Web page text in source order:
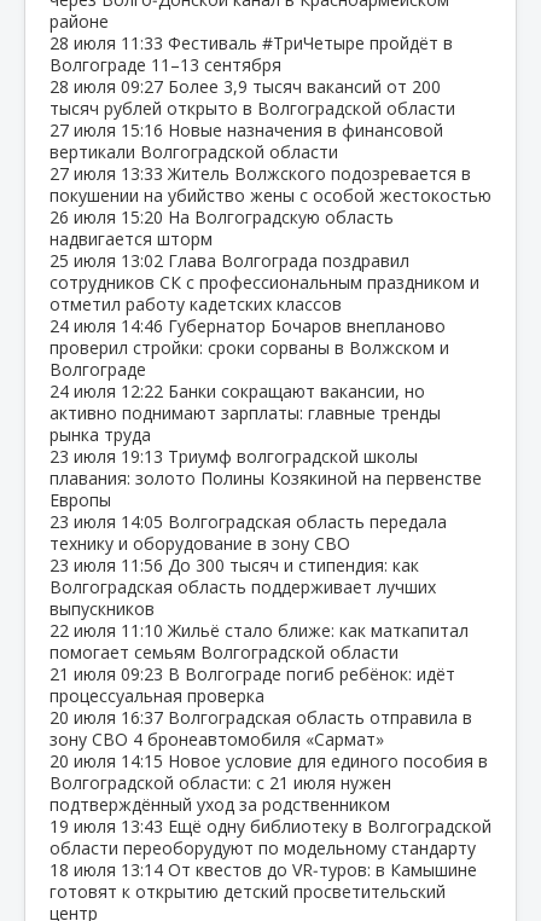
районе
28 июля 11:33 Фестиваль #ТриЧетыре пройдёт в
Волгограде 11–13 сентября
28 июля 09:27 Более 3,9 тысяч вакансий от 200
тысяч рублей открыто в Волгоградской области
27 июля 15:16 Новые назначения в финансовой
вертикали Волгоградской области
27 июля 13:33 Житель Волжского подозревается в
покушении на убийство жены с особой жестокостью
26 июля 15:20 На Волгоградскую область
надвигается шторм
25 июля 13:02 Глава Волгограда поздравил
сотрудников СК с профессиональным праздником и
отметил работу кадетских классов
24 июля 14:46 Губернатор Бочаров внепланово
проверил стройки: сроки сорваны в Волжском и
Волгограде
24 июля 12:22 Банки сокращают вакансии, но
активно поднимают зарплаты: главные тренды
рынка труда
23 июля 19:13 Триумф волгоградской школы
плавания: золото Полины Козякиной на первенстве
Европы
23 июля 14:05 Волгоградская область передала
технику и оборудование в зону СВО
23 июля 11:56 До 300 тысяч и стипендия: как
Волгоградская область поддерживает лучших
выпускников
22 июля 11:10 Жильё стало ближе: как маткапитал
помогает семьям Волгоградской области
21 июля 09:23 В Волгограде погиб ребёнок: идёт
процессуальная проверка
20 июля 16:37 Волгоградская область отправила в
зону СВО 4 бронеавтомобиля «Сармат»
20 июля 14:15 Новое условие для единого пособия в
Волгоградской области: с 21 июля нужен
подтверждённый уход за родственником
19 июля 13:43 Ещё одну библиотеку в Волгоградской
области переоборудуют по модельному стандарту
18 июля 13:14 От квестов до VR‑туров: в Камышине
готовят к открытию детский просветительский
центр